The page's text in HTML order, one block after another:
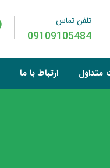
تلفن تماس
09109105484
متداول ارتباط با ما